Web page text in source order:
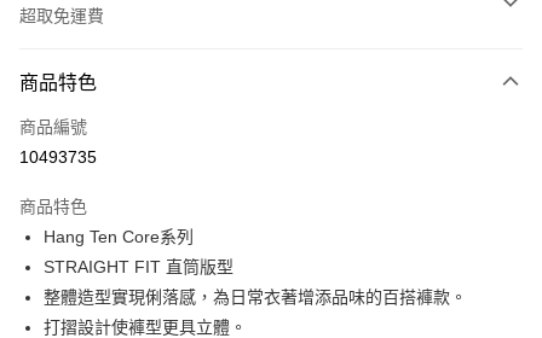
超取免運費
信用卡一次付款
LINE Pay
街口支付
悠遊付
Google Pay
商品特色
商品編號
10493735
商品特色
Hang Ten Core系列
STRAIGHT FIT 直筒版型
整體造型實現俐落感，為日常衣著增添品味的百搭褲款。
打摺設計使褲型更具立體。